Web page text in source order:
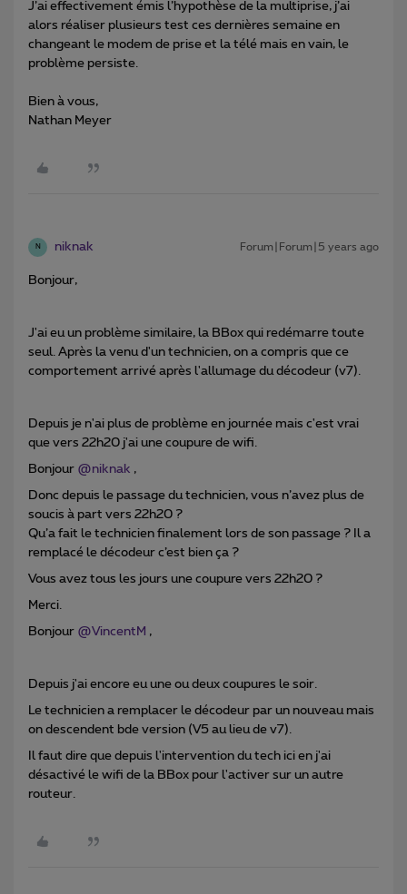
J’ai effectivement émis l’hypothèse de la multiprise, j’ai
alors réaliser plusieurs test ces dernières semaine en
changeant le modem de prise et la télé mais en vain, le
problème persiste.
Bien à vous,
Nathan Meyer
N niknak Forum|Forum|5 years ago
Bonjour,
J'ai eu un problème similaire, la BBox qui redémarre toute
seul. Après la venu d'un technicien, on a compris que ce
comportement arrivé après l'allumage du décodeur (v7).
Depuis je n'ai plus de problème en journée mais c'est vrai
que vers 22h20 j'ai une coupure de wifi.
Bonjour @niknak ,
Donc depuis le passage du technicien, vous n’avez plus de
soucis à part vers 22h20 ?
Qu’a fait le technicien finalement lors de son passage ? Il a
remplacé le décodeur c’est bien ça ?
Vous avez tous les jours une coupure vers 22h20 ?
Merci.
Bonjour @VincentM ,
Depuis j'ai encore eu une ou deux coupures le soir.
Le technicien a remplacer le décodeur par un nouveau mais
on descendent bde version (V5 au lieu de v7).
Il faut dire que depuis l'intervention du tech ici en j'ai
désactivé le wifi de la BBox pour l'activer sur un autre
routeur.